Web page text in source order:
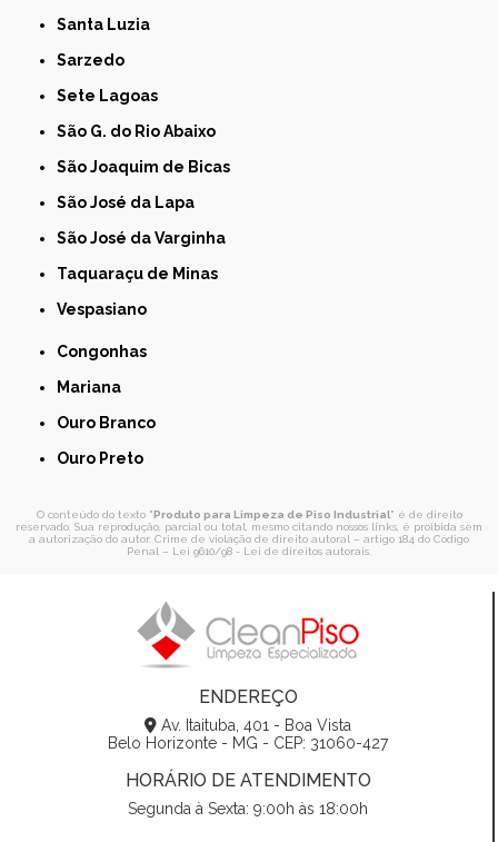
Santa Luzia
Sarzedo
Sete Lagoas
São G. do Rio Abaixo
São Joaquim de Bicas
São José da Lapa
São José da Varginha
Taquaraçu de Minas
Vespasiano
Congonhas
Mariana
Ouro Branco
Ouro Preto
O conteúdo do texto "Produto para Limpeza de Piso Industrial" é de direito
reservado. Sua reprodução, parcial ou total, mesmo citando nossos links, é proibida sem
a autorização do autor. Crime de violação de direito autoral – artigo 184 do Código
Penal – Lei 9610/98 - Lei de direitos autorais.
ENDEREÇO
Av. Itaituba, 401 - Boa Vista
Belo Horizonte - MG - CEP: 31060-427
HORÁRIO DE ATENDIMENTO
Segunda à Sexta: 9:00h às 18:00h